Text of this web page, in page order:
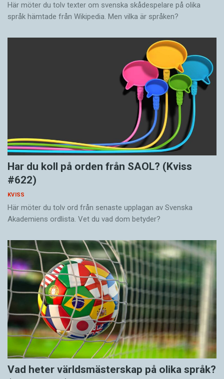
Här möter du tolv texter om svenska skådespelare på olika
språk hämtade från Wikipedia. Men vilka är språken?
Har du koll på orden från SAOL? (Kviss
#622)
KVISS
Här möter du tolv ord från senaste upplagan av Svenska
Akademiens ordlista. Vet du vad dom betyder?
Vad heter världsmästerskap på olika språk?